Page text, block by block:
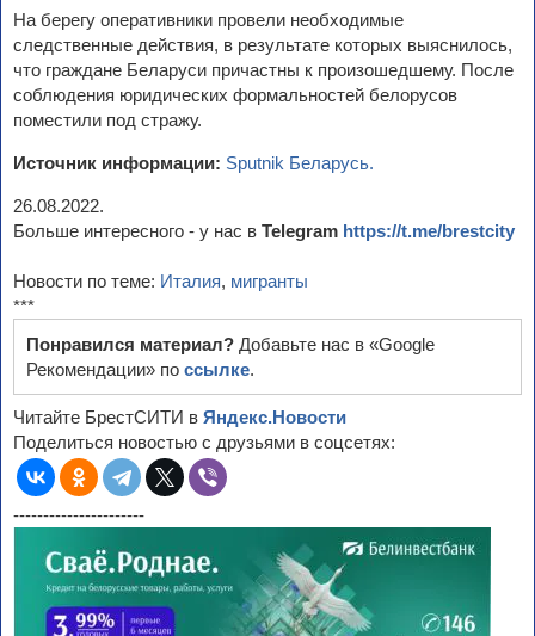
На берегу оперативники провели необходимые
следственные действия, в результате которых выяснилось,
что граждане Беларуси причастны к произошедшему. После
соблюдения юридических формальностей белорусов
поместили под стражу.
Источник информации: Sputnik Беларусь.
26.08.2022.
Больше интересного - у нас в Telegram https://t.me/brestcity
Новости по теме: Италия, мигранты
***
Понравился материал? Добавьте нас в «Google
Рекомендации» по ссылке.
Читайте БрестСИТИ в Яндекс.Новости
Поделиться новостью с друзьями в соцсетях:
----------------------